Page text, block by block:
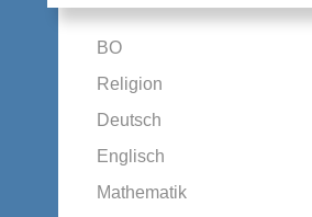
BO
Religion
Deutsch
Englisch
Mathematik